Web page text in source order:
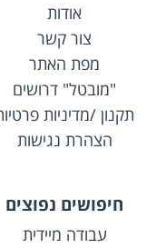
אודות
צור קשר
מפת האתר
"מובטל" דרושים
תקנון /מדיניות
הצהרת נגישות
חיפושים נפוצים
עבודה מיידית